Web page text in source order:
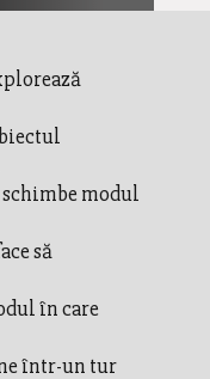
modul
să
în care
într-un tur